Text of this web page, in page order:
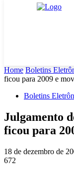
Home Boletins
ficou para 2009 e
Boletins
Julgamento
ficou para
18 de dezembro de
672